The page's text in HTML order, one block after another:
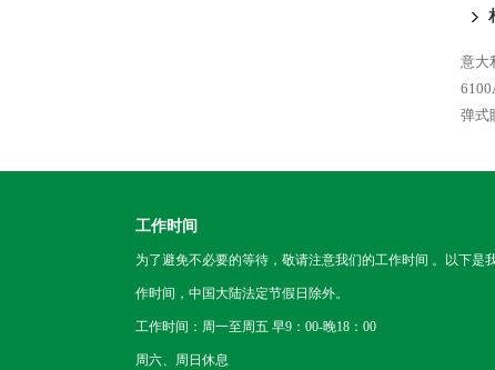
意大
弹式
工作时间
为了避免不必要的等待，敬请注意我们的工作时间 。以下是
作时间，中国大陆法定节假日除外。
工作时间：周一至周五 早9：00-晚18：00
周六、周日休息